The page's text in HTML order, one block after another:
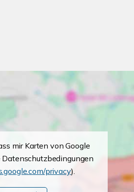
mir Karten von Google
privacy).